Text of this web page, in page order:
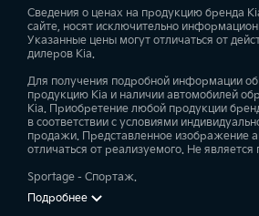
Сведения о ценах на продукцию бренда
сайте, носят исключительно
Указанные цены могут отличаться от
дилеров Kia.
Для получения подробной информации об
продукцию Kia и наличии автомобилей
Kia. Приобретение любой продукции
в соответствии с условиями
продажи. Представленное изображение
отличаться от реализуемого. Не
Sportage - Спортаж.
Подробнее